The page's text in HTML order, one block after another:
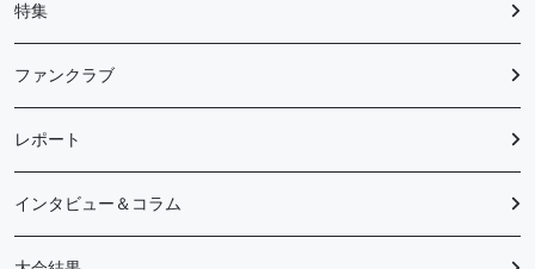
特集
ファンクラブ
レポート
インタビュー＆コラム